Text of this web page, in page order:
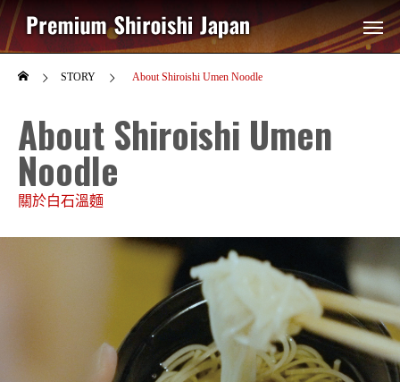
STORY About Shiroishi Umen Noodle
About Shiroishi Umen
Noodle
關於白石溫麵